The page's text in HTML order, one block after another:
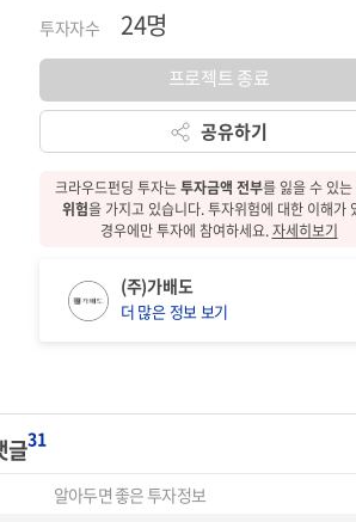
투자자수 24명
프로젝트 종료
공유하기
크라우드펀딩 투자는투자금액 전부를 잃을 수 있는
위험을 가지고 있습니다.투자위험에 대한 이해가
경우에만 투자에 참여하세요.자세히보기
(주)가배도
더 많은 정보 보기
글31
알아두면 좋은 투자정보